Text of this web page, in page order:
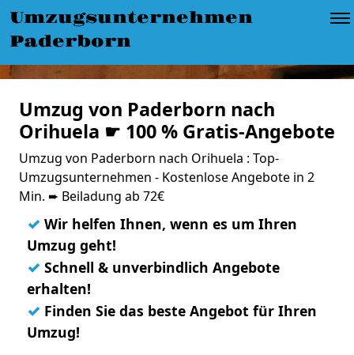
Umzugsunternehmen
Paderborn
Umzug von Paderborn nach
Orihuela ☛ 100 % Gratis-Angebote
Umzug von Paderborn nach Orihuela : Top-
Umzugsunternehmen - Kostenlose Angebote in 2
Min. ➨ Beiladung ab 72€
✓ Wir helfen Ihnen, wenn es um Ihren
Umzug geht!
✓ Schnell & unverbindlich Angebote
erhalten!
✓ Finden Sie das beste Angebot für Ihren
Umzug!